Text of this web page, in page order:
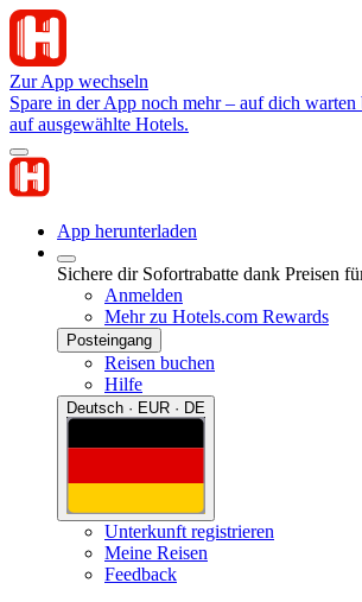
Zur App wechseln
Spare in der App noch mehr – auf dich warten
auf ausgewählte Hotels.
App herunterladen
Sichere dir Sofortrabatte dank Preisen
Anmelden
Mehr zu Hotels.com Rewards
Posteingang
Reisen buchen
Hilfe
Deutsch · EUR · DE
Unterkunft registrieren
Meine Reisen
Feedback